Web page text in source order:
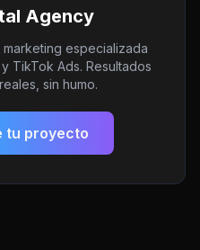
Agency
especializada
TikTok Ads. Resultados
sin humo.
tu proyecto